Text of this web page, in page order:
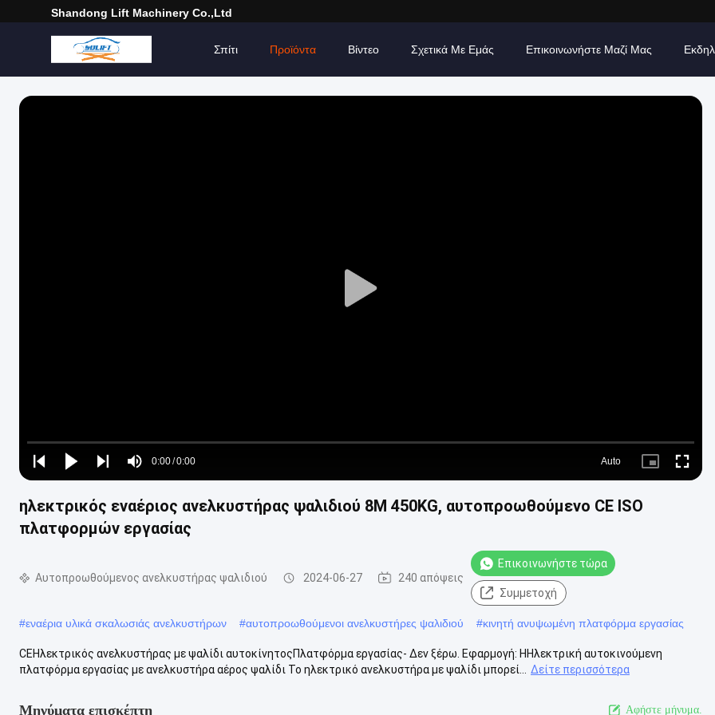
Shandong Lift Machinery Co.,Ltd
Σπίτι Προϊόντα Βίντεο Σχετικά Με Εμάς Επικοινωνήστε Μαζί Μας
Play
Play
Play
Play
Mute
Time
0:00/0:00
Loaded:
0%
Auto
Picture- Fullscreen
ηλεκτρικός εναέριος ανελκυστήρας ψαλιδιού 8M 450KG, αυτοπροωθούμενο CE ISO
πλατφορμών εργασίας
Αυτοπροωθούμενος ανελκυστήρας ψαλιδιού 2024-06-27 240 απόψεις
Επικοινωνήστε τώρα
Συμμετοχή
#εναέρια υλικά σκαλωσιάς ανελκυστήρων #αυτοπροωθούμενοι ανελκυστήρες ψαλιδιού #κινητή ανυψωμένη πλατφόρμα εργασίας
CEΗλεκτρικός ανελκυστήρας με ψαλίδι αυτοκίνητοςΠλατφόρμα εργασίας- Δεν ξέρω. Εφαρμογή: ΗΗλεκτρική αυτοκινούμενη
πλατφόρμα εργασίας με ανελκυστήρα αέρος ψαλίδι Το ηλεκτρικό ανελκυστήρα με ψαλίδι μπορεί...
Δείτε περισσότερα
Μηνύματα επισκέπτη Αφήστε μήνυμα.